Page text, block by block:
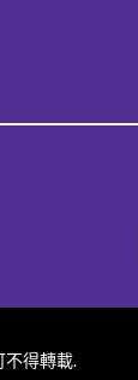
得轉載.